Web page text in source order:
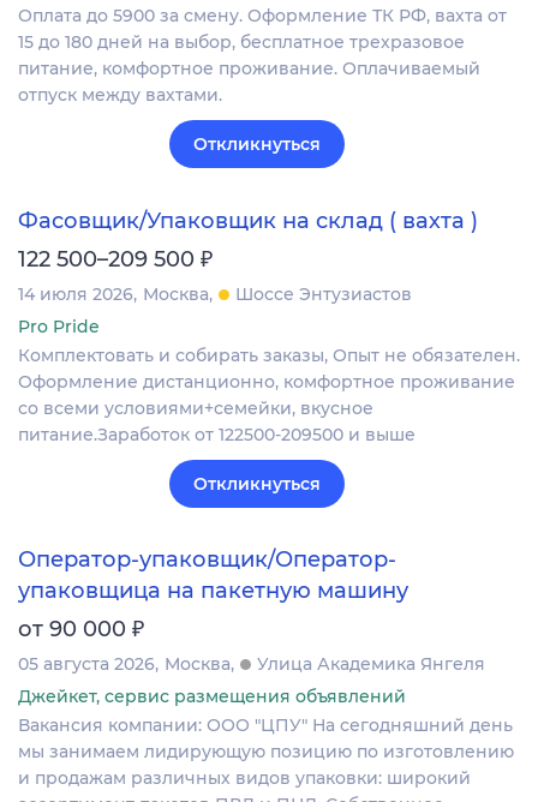
Оплата до 5900 за смену. Оформление ТК РФ, вахта от
15 до 180 дней на выбор, бесплатное трехразовое
питание, комфортное проживание. Оплачиваемый
отпуск между вахтами.
Откликнуться
Фасовщик/Упаковщик на склад ( вахта )
122 500–209 500 ₽
14 июля 2026 Москва
Шоссе Энтузиастов
Pro Pride
Комплектовать и собирать заказы, Опыт не обязателен.
Оформление дистанционно, комфортное проживание
со всеми условиями+семейки, вкусное
питание.Заработок от 122500-209500 и выше
Откликнуться
Оператор-упаковщик/Оператор-
упаковщица на пакетную машину
от 90 000 ₽
05 августа 2026 Москва
Улица Академика Янгеля
Джейкет, сервис размещения объявлений
Вакансия компании: ООО "ЦПУ" На сегодняшний день
мы занимаем лидирующую позицию по изготовлению
и продажам различных видов упаковки: широкий